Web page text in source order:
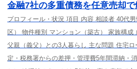
金融7社の多重債務を任意売却で
プロフィール・状況 項目 内容 相談者 40代
区） 物件種別 マンション（築古） 家族構成
父親（義父）との3人暮らし 主な問題 住宅
定・税務署からの差押・管理費5年間滞納・